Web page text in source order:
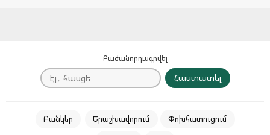
Բաժանորդագրվել
Հաստատել
Բանկեր Երաշխավորում
Փոխհատուցում